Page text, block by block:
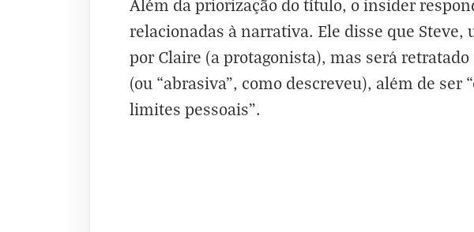
Além da priorização do título, o insider
relacionadas à narrativa. Ele disse que Steve,
por Claire (a protagonista), mas será
(ou “abrasiva”, como descreveu), além de
limites pessoais”.